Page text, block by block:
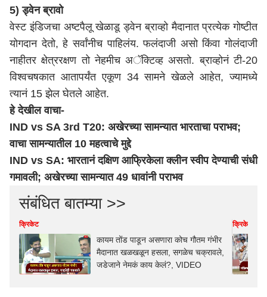
5) ड्वेन ब्रावो
वेस्ट इंडिजचा अष्टपैलू खेळाडू ड्वेन ब्राव्हो मैदानात प्रत्येक गोष्टीत
योगदान देतो, हे सर्वांनीच पाहिलंय. फलंदाजी असो किंवा गोलंदाजी
नाहीतर क्षेत्ररक्षण तो नेहमीच अॅक्टिव्ह असतो. ब्राव्होनं टी-20
विश्वचषकात आतापर्यंत एकूण 34 सामने खेळले आहेत, ज्यामध्ये
त्यानं 15 झेल घेतले आहेत.
हे देखील वाचा-
IND vs SA 3rd T20: अखेरच्या सामन्यात भारताचा पराभव;
वाचा सामन्यातील 10 महत्वाचे मुद्दे
IND vs SA: भारतानं दक्षिण आफ्रिकेला क्लीन स्वीप देण्याची संधी
गमावली; अखेरच्या सामन्यात 49 धावांनी पराभव
संबंधित बातम्या >>
क्रिकेट
कायम तोंड पाडून असणारा कोच गौतम गंभीर
मैदानात खळखळून हसला, सगळेच चक्रावले,
जडेजाने नेमकं काय केलं?, VIDEO
क्रिकेट